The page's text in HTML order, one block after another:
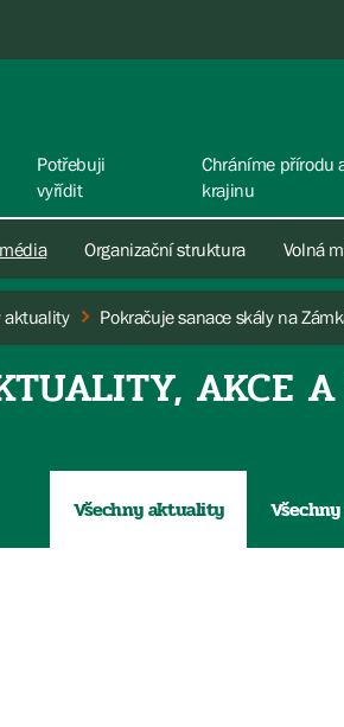
Potřebuji
vyřídit
Chráníme přírodu
krajinu
Organizační struktura Volná
aktuality
AKCE
Všechny aktuality